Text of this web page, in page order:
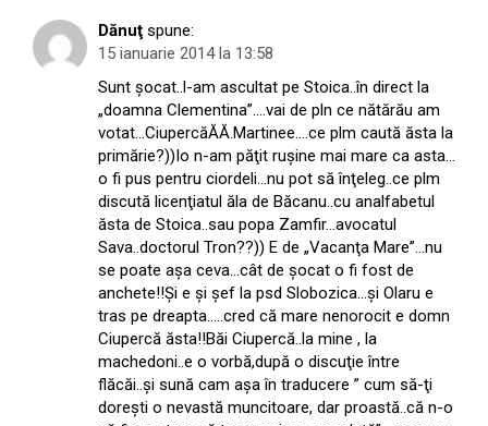
Dănuţ spune:
15 ianuarie 2014 la 13:58
Sunt şocat..l-am ascultat pe Stoica..în direct la
„doamna Clementina”….vai de pln ce nătărău am
votat…CiupercăĂĂ.Martinee….ce plm caută ăsta la
primărie?))Io n-am păţit ruşine mai mare ca asta…
o fi pus pentru ciordeli…nu pot să înţeleg..ce plm
discută licenţiatul ăla de Băcanu..cu analfabetul
ăsta de Stoica..sau popa Zamfir…avocatul
Sava..doctorul Tron??)) E de „Vacanţa Mare”…nu
se poate aşa ceva…cât de şocat o fi fost de
anchete!!Şi e şi şef la psd Slobozica…şi Olaru e
tras pe dreapta…..cred că mare nenorocit e domn
Ciupercă ăsta!!Băi Ciupercă..la mine , la
machedoni..e o vorbă,după o discuţie între
flăcăi..şi sună cam aşa în traducere ” cum să-ţi
doreşti o nevastă muncitoare, dar proastă..că n-o